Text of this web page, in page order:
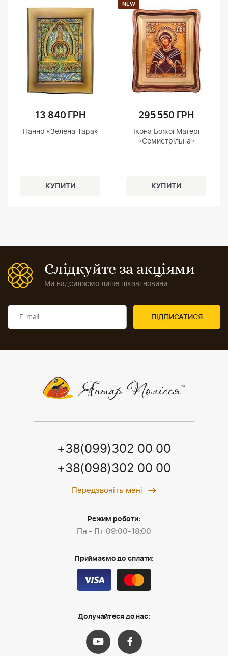
13 840 ГРН
Панно «Зелена Тара»
NEW
295 550 ГРН
Ікона Божої Матері
«Семистрільна»
Слідкуйте за акціями
Ми надсилаємо лише цікаві новини
+38(099)302 00 00
+38(098)302 00 00
Передзвоніть мені
Режим роботи:
Пн - Пт 09:00-18:00
Приймаємо до сплати:
Долучайтеся до нас: